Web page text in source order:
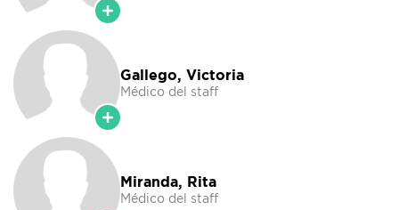
Gallego, Victoria
Médico del staff
Miranda, Rita
Médico del staff